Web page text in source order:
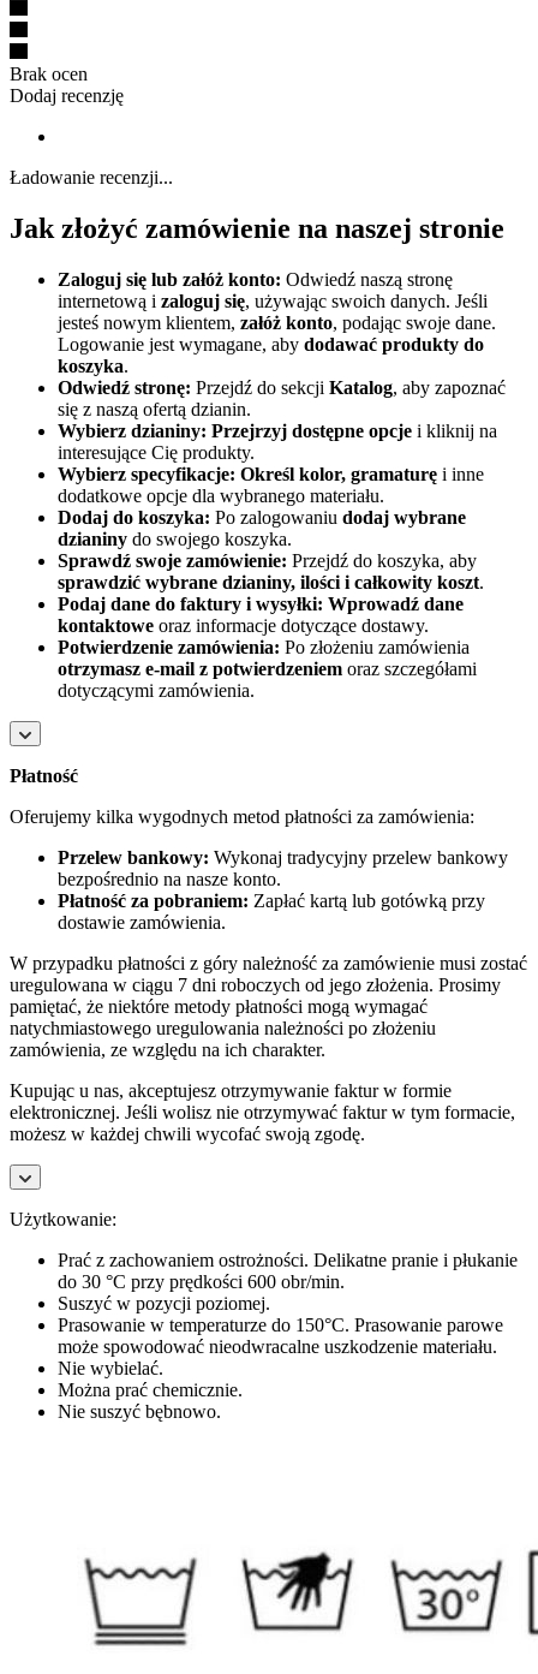
Brak ocen
Dodaj recenzję
Ładowanie recenzji...
Jak złożyć zamówienie na naszej stronie
Zaloguj się lub załóż konto: Odwiedź naszą stronę
internetową i zaloguj się, używając swoich danych. Jeśli
jesteś nowym klientem, załóż konto, podając swoje dane.
Logowanie jest wymagane, aby dodawać produkty do
koszyka.
Odwiedź stronę: Przejdź do sekcji Katalog, aby zapoznać
się z naszą ofertą dzianin.
Wybierz dzianiny: Przejrzyj dostępne opcje i kliknij na
interesujące Cię produkty.
Wybierz specyfikacje: Określ kolor, gramaturę i inne
dodatkowe opcje dla wybranego materiału.
Dodaj do koszyka: Po zalogowaniu dodaj wybrane
dzianiny do swojego koszyka.
Sprawdź swoje zamówienie: Przejdź do koszyka, aby
sprawdzić wybrane dzianiny, ilości i całkowity koszt.
Podaj dane do faktury i wysyłki: Wprowadź dane
kontaktowe oraz informacje dotyczące dostawy.
Potwierdzenie zamówienia: Po złożeniu zamówienia
otrzymasz e-mail z potwierdzeniem oraz szczegółami
dotyczącymi zamówienia.
Płatność
Oferujemy kilka wygodnych metod płatności za zamówienia:
Przelew bankowy: Wykonaj tradycyjny przelew bankowy
bezpośrednio na nasze konto.
Płatność za pobraniem: Zapłać kartą lub gotówką przy
dostawie zamówienia.
W przypadku płatności z góry należność za zamówienie musi zostać
uregulowana w ciągu 7 dni roboczych od jego złożenia. Prosimy
pamiętać, że niektóre metody płatności mogą wymagać
natychmiastowego uregulowania należności po złożeniu
zamówienia, ze względu na ich charakter.
Kupując u nas, akceptujesz otrzymywanie faktur w formie
elektronicznej. Jeśli wolisz nie otrzymywać faktur w tym formacie,
możesz w każdej chwili wycofać swoją zgodę.
Użytkowanie:
Prać z zachowaniem ostrożności. Delikatne pranie i płukanie
do 30 °C przy prędkości 600 obr/min.
Suszyć w pozycji poziomej.
Prasowanie w temperaturze do 150°C. Prasowanie parowe
może spowodować nieodwracalne uszkodzenie materiału.
Nie wybielać.
Można prać chemicznie.
Nie suszyć bębnowo.